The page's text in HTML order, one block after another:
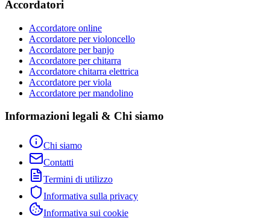
Accordatori
Accordatore online
Accordatore per violoncello
Accordatore per banjo
Accordatore per chitarra
Accordatore chitarra elettrica
Accordatore per viola
Accordatore per mandolino
Informazioni legali & Chi siamo
Chi siamo
Contatti
Termini di utilizzo
Informativa sulla privacy
Informativa sui cookie